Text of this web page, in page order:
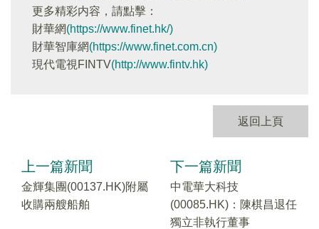
更多精彩内容，請點擊：
財華網(https://www.finet.hk/)
財華智庫網(https://www.finet.com.cn)
現代電視FINTV(http://www.fintv.hk)
返回上頁
上一篇新聞
金輝集團(00137.HK)附屬
收購兩艘船舶
下一篇新聞
中電華大科技
(00085.HK)：陳棋昌退任
獨立非執行董事